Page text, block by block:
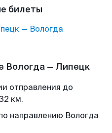
билеты
— Вологда
Вологда — Липецк
отправления до
км.
направлению Вологда